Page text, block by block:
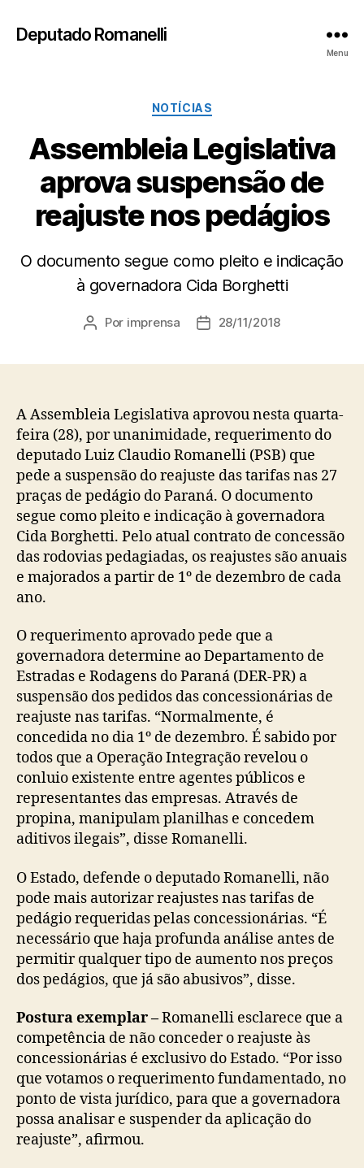
Deputado Romanelli
Menu
Categorias
NOTÍCIAS
Assembleia Legislativa
aprova suspensão de
reajuste nos pedágios
O documento segue como pleito e indicação
à governadora Cida Borghetti
Autor
Por imprensa
Data28/11/2018
A Assembleia Legislativa aprovou nesta quarta-
feira (28), por unanimidade, requerimento do
deputado Luiz Claudio Romanelli (PSB) que
pede a suspensão do reajuste das tarifas nas 27
praças de pedágio do Paraná. O documento
segue como pleito e indicação à governadora
Cida Borghetti. Pelo atual contrato de concessão
das rodovias pedagiadas, os reajustes são anuais
e majorados a partir de 1º de dezembro de cada
ano.
O requerimento aprovado pede que a
governadora determine ao Departamento de
Estradas e Rodagens do Paraná (DER-PR) a
suspensão dos pedidos das concessionárias de
reajuste nas tarifas. “Normalmente, é
concedida no dia 1º de dezembro. É sabido por
todos que a Operação Integração revelou o
conluio existente entre agentes públicos e
representantes das empresas. Através de
propina, manipulam planilhas e concedem
aditivos ilegais”, disse Romanelli.
O Estado, defende o deputado Romanelli, não
pode mais autorizar reajustes nas tarifas de
pedágio requeridas pelas concessionárias. “É
necessário que haja profunda análise antes de
permitir qualquer tipo de aumento nos preços
dos pedágios, que já são abusivos”, disse.
Postura exemplar –Romanelli esclarece que a
competência de não conceder o reajuste às
concessionárias é exclusivo do Estado. “Por isso
que votamos o requerimento fundamentado, no
ponto de vista jurídico, para que a governadora
possa analisar e suspender da aplicação do
reajuste”, afirmou.